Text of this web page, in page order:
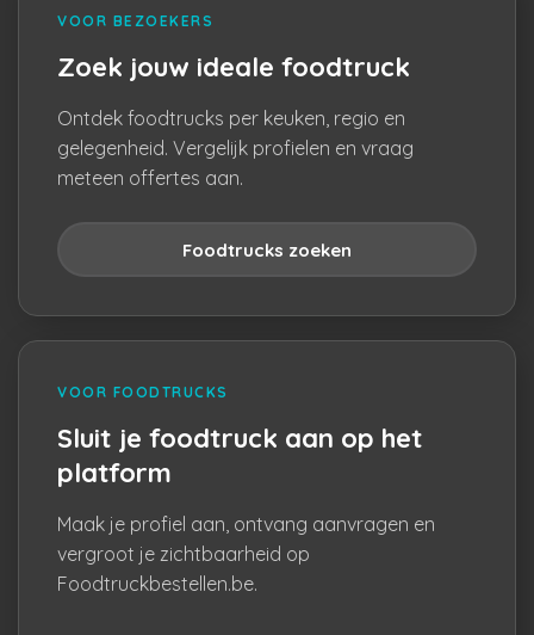
VOOR BEZOEKERS
Zoek jouw ideale foodtruck
Ontdek foodtrucks per keuken, regio en
gelegenheid. Vergelijk profielen en vraag
meteen offertes aan.
Foodtrucks zoeken
VOOR FOODTRUCKS
Sluit je foodtruck aan op het
platform
Maak je profiel aan, ontvang aanvragen en
vergroot je zichtbaarheid op
Foodtruckbestellen.be.